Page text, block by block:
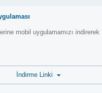
mobil uygulamamızı indirerek